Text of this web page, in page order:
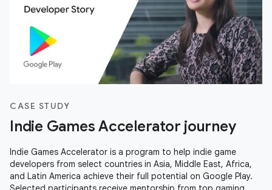
CASE STUDY
Indie Games Accelerator journey
Indie Games Accelerator is a program to help indie game
developers from select countries in Asia, Middle East, Africa,
and Latin America achieve their full potential on Google Play.